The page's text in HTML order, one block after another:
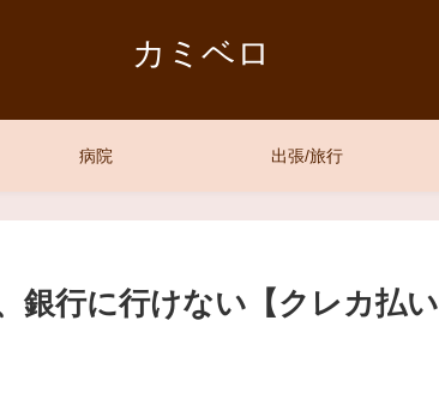
カミベロ
病院 出張/旅行
銀行に行けない【クレカ払い